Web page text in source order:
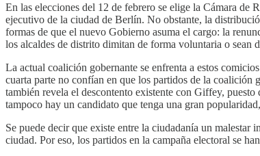
En las elecciones del 12 de febrero se elige la Cámara de
ejecutivo de la ciudad de Berlín. No obstante, la
formas de que el nuevo Gobierno asuma el cargo: la
los alcaldes de distrito dimitan de forma voluntaria o sean
La actual coalición gobernante se enfrenta a estos
cuarta parte no confían en que los partidos de la coalición
también revela el descontento existente con Giffey,
tampoco hay un candidato que tenga una gran
Se puede decir que existe entre la ciudadanía un
ciudad. Por eso, los partidos en la campaña electoral se